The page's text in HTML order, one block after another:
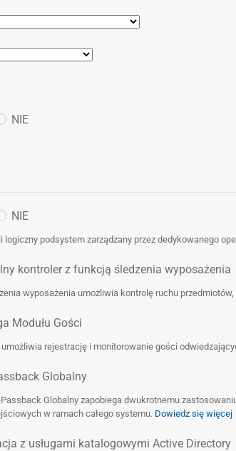
NIE
NIE
logiczny podsystem zarządzany przez dedykowanego
kontroler z funkcją śledzenia wyposażenia
wyposażenia umożliwia kontrolę ruchu
Modułu Gości
umożliwia rejestrację i monitorowanie gości
Globalny
Globalny zapobiega dwukrotnemu
w ramach całego systemu. Dowiedz się więcej
z usługami katalogowymi Active Directory